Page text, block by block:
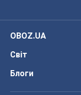
OBOZ.UA
Світ
Блоги